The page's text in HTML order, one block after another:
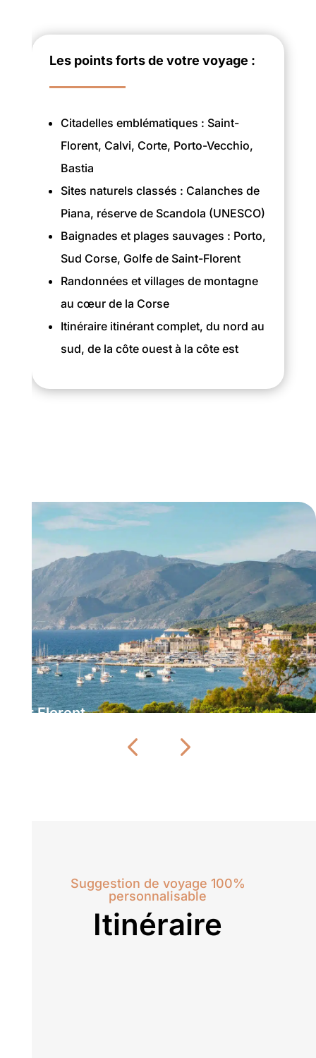
Les points forts de votre voyage :
Citadelles emblématiques : Saint-
Florent, Calvi, Corte, Porto-Vecchio,
Bastia
Sites naturels classés : Calanches de
Piana, réserve de Scandola (UNESCO)
Baignades et plages sauvages : Porto,
Sud Corse, Golfe de Saint-Florent
Randonnées et villages de montagne
au cœur de la Corse
Itinéraire itinérant complet, du nord au
sud, de la côte ouest à la côte est
Saint Florent
Suggestion de voyage 100%
personnalisable
Itinéraire